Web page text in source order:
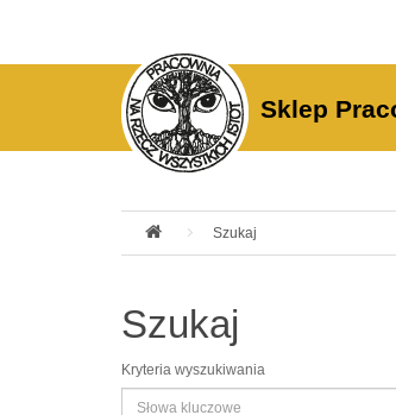
Sklep
Szukaj
Szukaj
Kryteria wyszukiwania